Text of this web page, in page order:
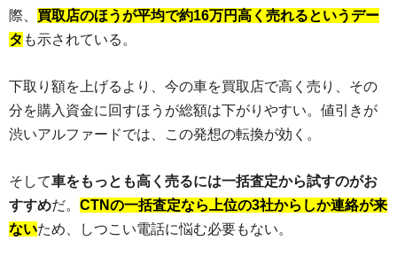
際、 買取店のほうが平均で約16万円高く売れるというデー
タ も示されている。
下取り額を上げるより、今の車を買取店で高く売り、その
分を購入資金に回すほうが総額は下がりやすい。値引きが
渋いアルファードでは、この発想の転換が効く。
そして車をもっとも高く売るには一括査定から試すのがお
すすめだ。 CTNの一括査定なら上位の3社からしか連絡が来
ないため、しつこい電話に悩む必要もない。